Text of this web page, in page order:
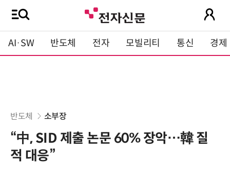
AI·SW 반도체 전자 모빌리티 통신 경제
반도체 소부장
“中, SID 제출 논문 60% 장악…韓 질
적 대응”